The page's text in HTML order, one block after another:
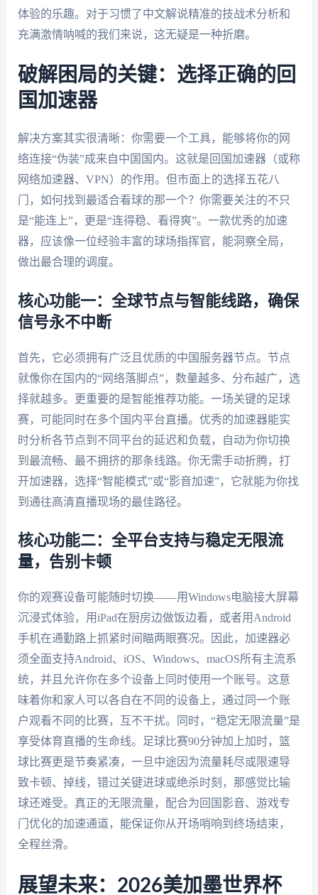
体验的乐趣。对于习惯了中文解说精准的技战术分析和
充满激情呐喊的我们来说，这无疑是一种折磨。
破解困局的关键：选择正确的回
国加速器
解决方案其实很清晰：你需要一个工具，能够将你的网
络连接“伪装”成来自中国国内。这就是回国加速器（或称
网络加速器、VPN）的作用。但市面上的选择五花八
门，如何找到最适合看球的那一个？你需要关注的不只
是“能连上”，更是“连得稳、看得爽”。一款优秀的加速
器，应该像一位经验丰富的球场指挥官，能洞察全局，
做出最合理的调度。
核心功能一：全球节点与智能线路，确保
信号永不中断
首先，它必须拥有广泛且优质的中国服务器节点。节点
就像你在国内的“网络落脚点”，数量越多、分布越广，选
择就越多。更重要的是智能推荐功能。一场关键的足球
赛，可能同时在多个国内平台直播。优秀的加速器能实
时分析各节点到不同平台的延迟和负载，自动为你切换
到最流畅、最不拥挤的那条线路。你无需手动折腾，打
开加速器，选择“智能模式”或“影音加速”，它就能为你找
到通往高清直播现场的最佳路径。
核心功能二：全平台支持与稳定无限流
量，告别卡顿
你的观赛设备可能随时切换——用Windows电脑接大屏幕
沉浸式体验，用iPad在厨房边做饭边看，或者用Android
手机在通勤路上抓紧时间瞄两眼赛况。因此，加速器必
须全面支持Android、iOS、Windows、macOS所有主流系
统，并且允许你在多个设备上同时使用一个账号。这意
味着你和家人可以各自在不同的设备上，通过同一个账
户观看不同的比赛，互不干扰。同时，“稳定无限流量”是
享受体育直播的生命线。足球比赛90分钟加上加时，篮
球比赛更是节奏紧凑，一旦中途因为流量耗尽或限速导
致卡顿、掉线，错过关键进球或绝杀时刻，那感觉比输
球还难受。真正的无限流量，配合为回国影音、游戏专
门优化的加速通道，能保证你从开场哨响到终场结束，
全程丝滑。
展望未来：2026美加墨世界杯